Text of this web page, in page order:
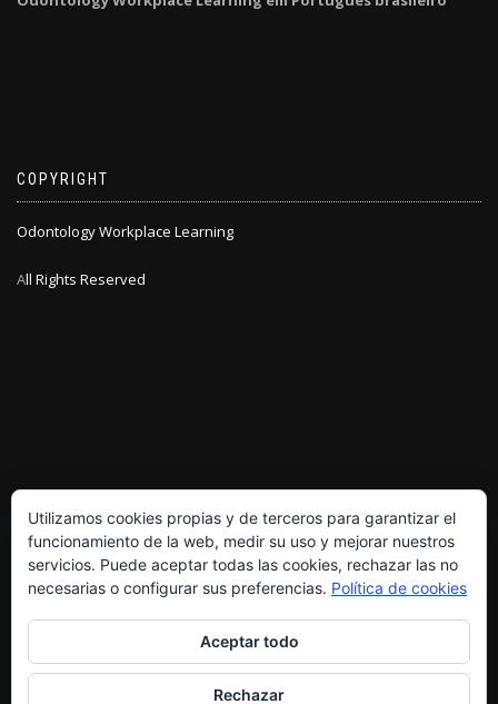
COPYRIGHT
Odontology Workplace Learning
All Rights Reserved
Utilizamos cookies propias y de terceros para garantizar el
funcionamiento de la web, medir su uso y mejorar nuestros
servicios. Puede aceptar todas las cookies, rechazar las no
necesarias o configurar sus preferencias. Política de cookies
Aceptar todo
Rechazar